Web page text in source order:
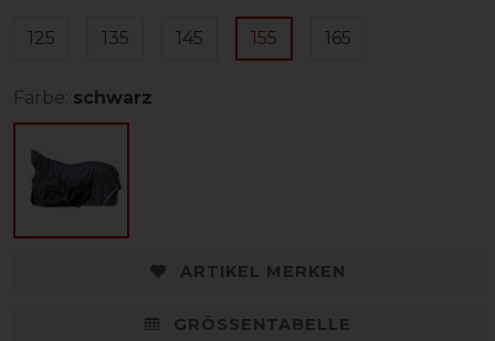
125 135 145 155 165
Farbe: schwarz
ARTIKEL MERKEN
GRÖSSENTABELLE